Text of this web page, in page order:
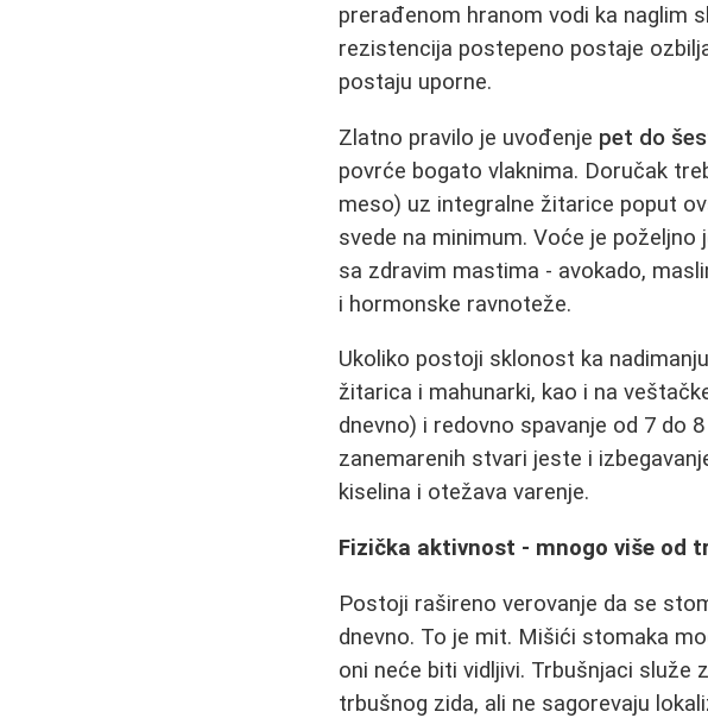
prerađenom hranom vodi ka naglim
rezistencija postepeno postaje
postaju uporne.
Zlatno pravilo je uvođenje pet do
povrće bogato vlaknima. Doručak
meso) uz integralne žitarice poput
svede na minimum. Voće je
sa zdravim mastima - avokado,
i hormonske ravnoteže.
Ukoliko postoji sklonost ka
žitarica i mahunarki, kao i na
dnevno) i redovno spavanje od 7 do
zanemarenih stvari jeste i
kiselina i otežava varenje.
Fizička aktivnost - mnogo više od
Postoji rašireno verovanje da se
dnevno. To je mit. Mišići stomaka
oni neće biti vidljivi. Trbušnjaci služe
trbušnog zida, ali ne sagorevaju